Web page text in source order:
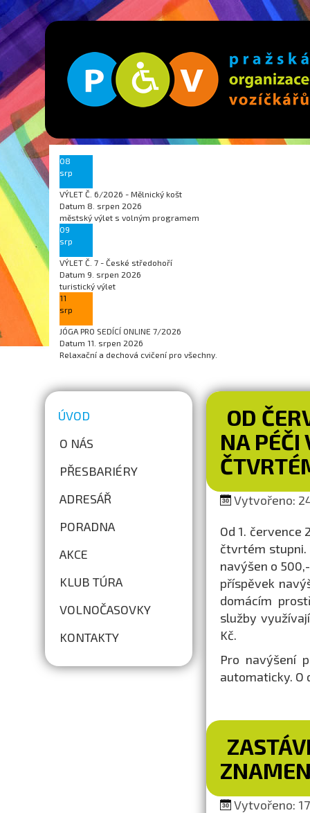
08
srp
VÝLET Č. 6/2026 - Mělnický košt
Datum 8. srpen 2026
městský výlet s volným programem
09
srp
VÝLET Č. 7 - České středohoří
Datum 9. srpen 2026
turistický výlet
11
srp
JÓGA PRO SEDÍCÍ ONLINE 7/2026
Datum 11. srpen 2026
Relaxační a dechová cvičení pro všechny.
ÚVOD
O NÁS
PŘESBARIÉRY
ADRESÁŘ
PORADNA
AKCE
KLUB TÚRA
VOLNOČASOVKY
KONTAKTY
OD
NA PÉČI
Vytvořeno:
Od 1.
čtvrtém stupni.
navýšen o
příspěvek
domácím
služby
Kč.
Pro navýšení
automaticky. O
Vytvořeno: